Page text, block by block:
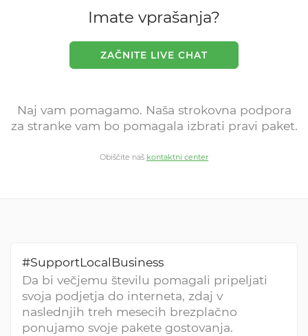
Imate vprašanja?
ZAČNITE LIVE CHAT
Naj vam pomagamo. Naša strokovna podpora
za stranke vam bo pomagala izbrati pravi paket.
Obiščite naš kontaktni center
#SupportLocalBusiness
Da bi večjemu številu pomagali pripeljati
svoja podjetja do interneta, zdaj v
naslednjih treh mesecih brezplačno
ponujamo svoje pakete gostovanja.